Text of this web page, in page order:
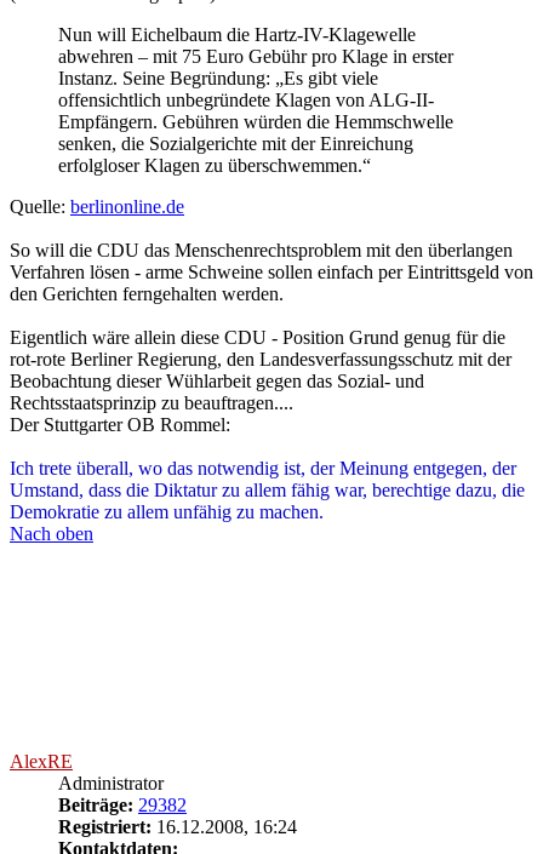
Kontaktdaten:
Kontaktdaten von AlexRE
Website
Re: Ursachen und Lösungen
Zitieren
Beitrag vonAlexRE»
Ergänzend zu der nachträglichen Missbrauchsgebühr soll jetzt auch
noch eine vor Bearbeitung von offenkundig unsinnigen
Verfassungsbeschwerden zu entrichtende Mutwillensgebühr
eingeführt werden:
Gerade hier „herumzuzupfen“ sei hoch problematisch.
Nach Karpens Einschätzung handelt es sich zwar nur in
drei Prozent aller Fälle um begründete Beschwerden.
Der Verfassungsrechtler verweist etwa auf die
Vorratsdatenspeicherung oder das elektronische
Wählen. Die daraufhin in Karlsruhe getroffenen
Entscheidungen trieben das deutsche Rechtssystem
jedoch wesentlich voran.
Quelle:handelsblatt.de
Umstand, dass die Diktatur zu allem fähig war, berechtige dazu, die
Demokratie zu allem unfähig zu machen.
Nach oben